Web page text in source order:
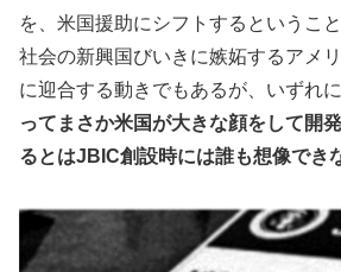
を、米国援助にシフトするというこ
社会の新興国びいきに嫉妬するアメ
に迎合する動きでもあるが、いずれに
ってまさか米国が大きな顔をして開
るとはJBIC創設時には誰も想像でき